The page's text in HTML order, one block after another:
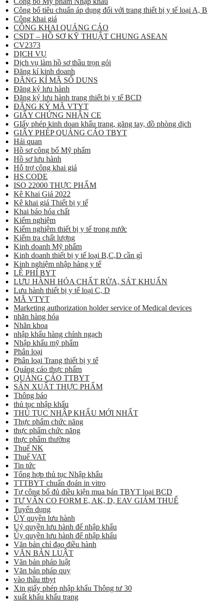
Công bố tiêu chuẩn áp dụng đối với trang thiết bị y tế loại A, B
Công khai giá
CÔNG KHAI QUẢNG CÁO
CSDT – HỒ SƠ KỸ THUẬT CHUNG ASEAN
CV2373
DỊCH VỤ
Dịch vụ làm hồ sơ thầu trọn gói
Đăng kí kinh doanh
ĐĂNG KÍ MÃ SỐ DUNS
Đăng ký lưu hành
Đăng ký lưu hành trang thiết bị y tế BCD
ĐĂNG KÝ MÃ VTYT
GIẤY CHỨNG NHẬN CE
GIấy phép kinh doan khẩu trang, găng tay, đồ phòng dịch
GIẤY PHÉP QUẢNG CÁO TBYT
Hải quan
Hồ sơ công bố Mỹ phẩm
Hồ sơ lưu hành
Hỗ trợ công khai giá
HS CODE
ISO 22000 THỰC PHẨM
Kê Khai Giá 2022
Kê khai giá Thiết bị y tế
Khai báo hóa chất
Kiểm nghiệm
Kiểm nghiệm thiết bị y tế trong nước
Kiểm tra chất lượng
Kinh doanh Mỹ phẩm
Kinh doanh thiết bị y tế loại B,C,D cần gì
Kinh nghiệm nhập hàng y tế
LỆ PHÍ BYT
LƯU HÀNH HÓA CHẤT RỬA, SÁT KHUẨN
Lưu hành thiết bị y tế loại C, D
MÃ VTYT
Marketing authorization holder service of Medical devices
nhãn hàng hóa
Nhãn khoa
nhập khẩu hàng chính ngạch
Nhập khẩu mỹ phẩm
Phân loại
Phân loại Trang thiết bị y tế
Quảng cáo thực phẩm
QUẢNG CÁO TTBYT
SẢN XUẤT THỰC PHẨM
Thông báo
thủ tục nhập khẩu
THỦ TỤC NHẬP KHẨU MỚI NHẤT
Thực phẩm chức năng
thực phẩm chức năng
thực phẩm thường
Thuế NK
Thuế VAT
Tin tức
Tổng hợp thủ tục Nhập khẩu
TTTBYT chuẩn đoán in vitro
Tự công bố đủ điều kiện mua bán TBYT loại BCD
TƯ VẤN CO FORM E, AK, D, EAV GIẢM THUẾ
Tuyển dụng
ỦY quyền lưu hành
Uỷ quyền lưu hành để nhập khẩu
Ủy quyền lưu hành để nhập khẩu
Văn bản chỉ đạo điều hành
VĂN BẢN LUẬT
Văn bản pháp luật
Văn bản pháp quy
vào thầu ttbyt
Xin giấy phép nhập khẩu Thông tư 30
xuất khẩu khẩu trang